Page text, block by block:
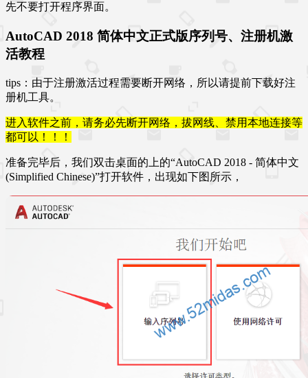
先不要打开程序界面。
AutoCAD 2018 简体中文正式版序列号、注册机激
活教程
tips：由于注册激活过程需要断开网络，所以请提前下载好注
册机工具。
进入软件之前，请务必先断开网络，拔网线、禁用本地连接等
都可以！！！
准备完毕后，我们双击桌面的上的“AutoCAD 2018 - 简体中文
(Simplified Chinese)”打开软件，出现如下图所示，